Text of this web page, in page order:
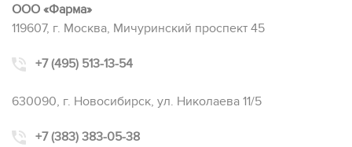
ООО «Фарма»
119607, г. Москва, Мичуринский проспект 45
+7 (495) 513-13-54
630090, г. Новосибирск, ул. Николаева 11/5
+7 (383) 383-05-38